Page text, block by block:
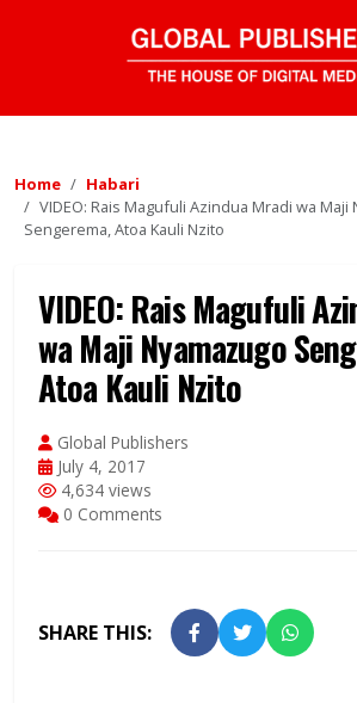
Home
Habari
VIDEO: Rais Magufuli Azindua Mradi wa Maji
Sengerema, Atoa Kauli Nzito
VIDEO: Rais Magufuli
wa Maji Nyamazugo
Atoa Kauli Nzito
Global Publishers
July 4, 2017
4,634 views
0 Comments
SHARE THIS: